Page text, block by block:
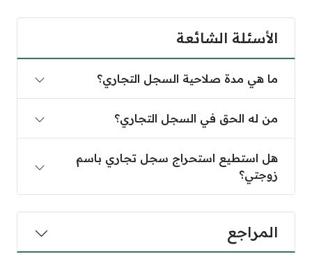
الأسئلة الشائعة
ما هي مدة صلاحية السجل التجاري؟
من له الحق في السجل التجاري؟
هل استطيع استحراج سجل تجاري باسم
زوجتي؟
المراجع